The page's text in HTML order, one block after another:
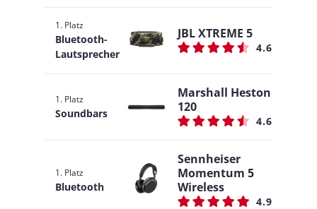
1. Platz
Bluetooth-
Lautsprecher
JBL XTREME 5
4.6
1. Platz
Soundbars
Marshall Heston
120
4.6
1. Platz
Bluetooth
Sennheiser
Momentum 5
Wireless
4.9